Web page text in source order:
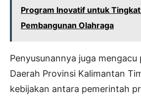
Program Inovatif untuk
Pembangunan Olahraga
Penyusunannya juga mengacu
Daerah Provinsi Kalimantan
kebijakan antara pemerintah